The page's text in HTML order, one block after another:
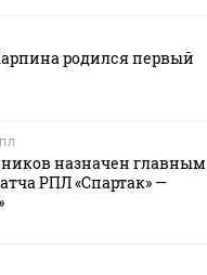
родился первый
назначен главным
РПЛ «Спартак» —